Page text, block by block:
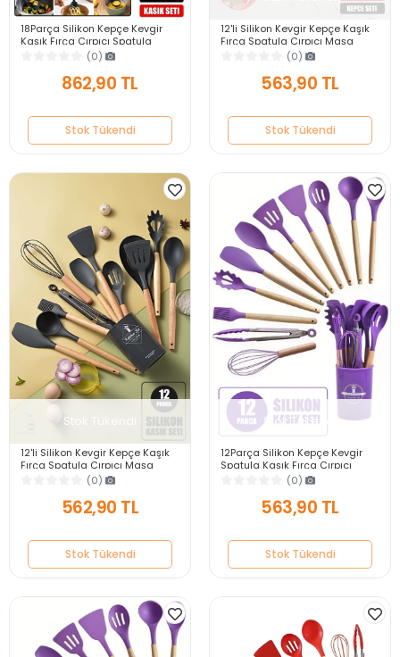
18Parça Silikon Kepçe Kevgir
Kaşık Fırça Çırpıcı Spatula
Maşa Servis Seti Bambu Saplı
Mutfak Takımı
(0)
862,90 TL
Stok Tükendi
12'li Silikon Kevgir Kepçe Kaşık
Fırça Spatula Çırpıcı Maşa
Servis Seti Bambu Kırmızı
Mutfak Takımı
(0)
563,90 TL
Stok Tükendi
Stok Tükendi
12'li Silikon Kevgir Kepçe Kaşık
Fırça Spatula Çırpıcı Maşa
Servis Seti Bambu Siyah Mutfak
(0)
562,90 TL
Stok Tükendi
Stok Tükendi
12Parça Silikon Kepçe Kevgir
Spatula Kaşık Fırça Çırpıcı
Servis Maşa Seti Bambu Mor
Mutfak Takımı
(0)
563,90 TL
Stok Tükendi